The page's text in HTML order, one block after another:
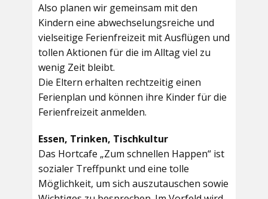
Also planen wir gemeinsam mit den
Kindern eine abwechselungsreiche und
vielseitige Ferienfreizeit mit Ausflügen und
tollen Aktionen für die im Alltag viel zu
wenig Zeit bleibt.
Die Eltern erhalten rechtzeitig einen
Ferienplan und können ihre Kinder für die
Ferienfreizeit anmelden.
Essen, Trinken, Tischkultur
Das Hortcafe „Zum schnellen Happen“ ist
sozialer Treffpunkt und eine tolle
Möglichkeit, um sich auszutauschen sowie